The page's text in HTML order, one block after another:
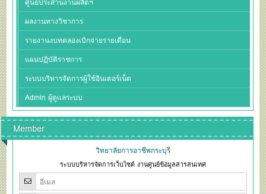
ศูนย์ประสานงานผลิตฯ
ผลงานทางวิชาการ
รายงานงบทดลองเบิกจ่ายรายเดือน
แผนปฏิบัติราชการ
ระบบบริหารจัดการผู้ใช้อินเตอร์เน็ต
Admin ผู้ดูแลระบบ
Member
วิทยาลัยการอาชีพกระบุรี
ระบบบริหารจัดการเว็บไซต์ งานศูนย์ข้อมูลสารสนเทศ